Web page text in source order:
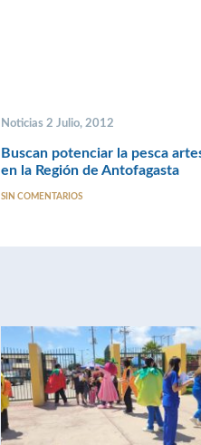
Noticias 2 Julio, 2012
Buscan potenciar la pesca
en la Región de Antofagasta
SIN COMENTARIOS